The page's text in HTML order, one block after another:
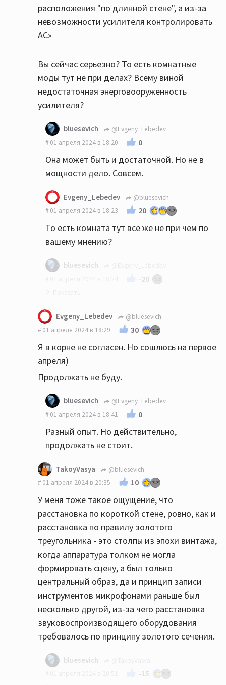
расположения "по длинной стене", а из-за
невозможности усилителя контролировать
АС»
Вы сейчас серьезно? То есть комнатные
моды тут не при делах? Всему виной
недостаточная энерговооруженность
усилителя?
bluesevich
@Evgeny_Lebedev
01 апреля 2024 в 18:20
0
Она может быть и достаточной. Но не в
мощности дело. Совсем.
Evgeny_Lebedev
@bluesevich
01 апреля 2024 в 18:23
20
То есть комната тут все же не при чем по
вашему мнению?
bluesevich
-20
Конечно если комната "выстроена
специально" для прослушивания музыки, и
содержит голые стены, аппаратуру и
табуретку,она будет очень даже
"причём"😁
Evgeny_Lebedev
@bluesevich
01 апреля 2024 в 18:29
30
Я в корне не согласен. Но сошлюсь на первое
апреля)
Продолжать не буду.
bluesevich
@Evgeny_Lebedev
01 апреля 2024 в 18:41
0
Разный опыт. Но действительно,
продолжать не стоит.
TakoyVasya
@bluesevich
01 апреля 2024 в 20:35
10
У меня тоже такое ощущение, что
расстановка по короткой стене, ровно, как и
расстановка по правилу золотого
треугольника - это столпы из эпохи винтажа,
когда аппаратура толком не могла
формировать сцену, а был только
центральный образ, да и принцип записи
инструментов микрофонами раньше был
несколько другой, из-за чего расстановка
звуковоспроизводящего оборудования
требовалось по принципу золотого сечения.
bluesevich
-15